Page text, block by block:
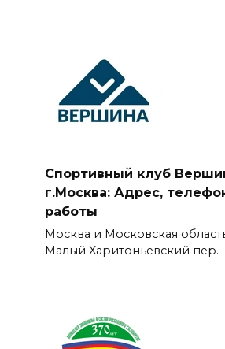
Спортивный клуб
г.Москва: Адрес,
работы
Москва и Московская
Малый Харитоньевский пер.